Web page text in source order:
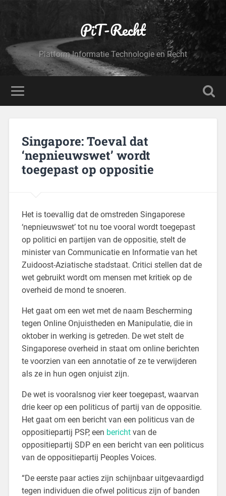
PiT-Recht
Platform Informatie Technologie en Recht
Singapore: Toeval dat
‘nepnieuwswet’ wordt
toegepast op oppositie
Het is toevallig dat de omstreden Singaporese
‘nepnieuwswet’ tot nu toe vooral wordt toegepast
op politici en partijen van de oppositie, stelt de
minister van Communicatie en Informatie van het
Zuidoost-Aziatische stadstaat. Critici stellen dat de
wet gebruikt wordt om mensen met kritiek op de
overheid de mond te snoeren.
Het gaat om een wet met de naam Bescherming
tegen Online Onjuistheden en Manipulatie, die in
oktober in werking is getreden. De wet stelt de
Singaporese overheid in staat om online berichten
te voorzien van een annotatie of ze te verwijderen
als ze in hun ogen onjuist zijn.
De wet is vooralsnog vier keer toegepast, waarvan
drie keer op een politicus of partij van de oppositie.
Het gaat om een bericht van een politicus van de
oppositiepartij PSP, een berichtvan de
oppositiepartij SDP en een bericht van een politicus
van de oppositiepartij Peoples Voices.
“De eerste paar acties zijn schijnbaar uitgevaardigd
tegen individuen die ofwel politicus zijn of banden